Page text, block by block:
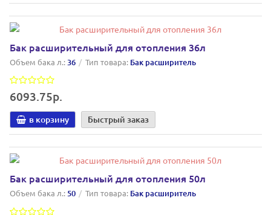
Бак расширительный для отопления 36л
Объем бака л.:36 Тип товара: Бак расширитель
6093.75р.
в корзину Быстрый заказ
Бак расширительный для отопления 50л
Объем бака л.:50 Тип товара: Бак расширитель